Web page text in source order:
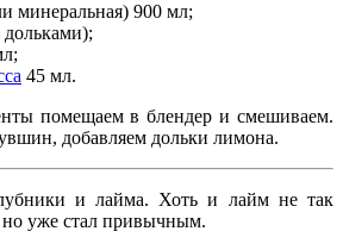
минеральная) 900 мл;
дольками);
45 мл.
помещаем в блендер и смешиваем.
добавляем дольки лимона.
и лайма. Хоть и лайм не так
но уже стал привычным.